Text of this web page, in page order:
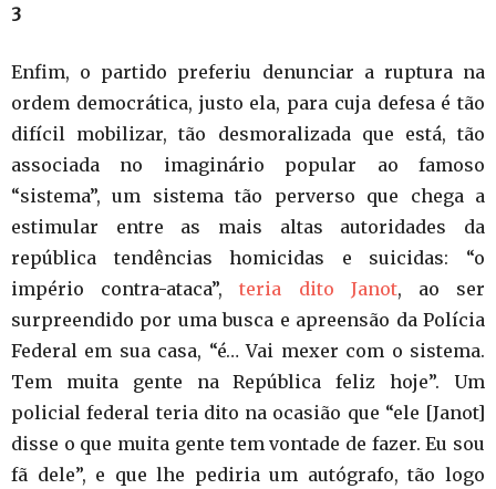
3
Enfim, o partido preferiu denunciar a ruptura na
ordem democrática, justo ela, para cuja defesa é tão
difícil mobilizar, tão desmoralizada que está, tão
associada no imaginário popular ao famoso
“sistema”, um sistema tão perverso que chega a
estimular entre as mais altas autoridades da
república tendências homicidas e suicidas: “o
império contra-ataca”,teria dito Janot, ao ser
surpreendido por uma busca e apreensão da Polícia
Federal em sua casa, “é… Vai mexer com o sistema.
Tem muita gente na República feliz hoje”. Um
policial federal teria dito na ocasião que “ele [Janot]
disse o que muita gente tem vontade de fazer. Eu sou
fã dele”, e que lhe pediria um autógrafo, tão logo